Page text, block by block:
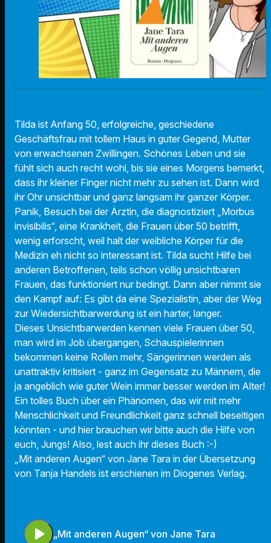
Tilda ist Anfang 50, erfolgreiche, geschiedene
Geschäftsfrau mit tollem Haus in guter Gegend, Mutter
von erwachsenen Zwillingen. Schönes Leben und sie
fühlt sich auch recht wohl, bis sie eines Morgens bemerkt,
dass ihr kleiner Finger nicht mehr zu sehen ist. Dann wird
ihr Ohr unsichtbar und ganz langsam ihr ganzer Körper.
Panik, Besuch bei der Ärztin, die diagnostiziert „Morbus
invisibilis“, eine Krankheit, die Frauen über 50 betrifft,
wenig erforscht, weil halt der weibliche Körper für die
Medizin eh nicht so interessant ist. Tilda sucht Hilfe bei
anderen Betroffenen, teils schon völlig unsichtbaren
Frauen, das funktioniert nur bedingt. Dann aber nimmt sie
den Kampf auf: Es gibt da eine Spezialistin, aber der Weg
zur Wiedersichtbarwerdung ist ein harter, langer.
Dieses Unsichtbarwerden kennen viele Frauen über 50,
man wird im Job übergangen, Schauspielerinnen
bekommen keine Rollen mehr, Sängerinnen werden als
unattraktiv kritisiert - ganz im Gegensatz zu Männern, die
ja angeblich wie guter Wein immer besser werden im Alter!
Ein tolles Buch über ein Phänomen, das wir mit mehr
Menschlichkeit und Freundlichkeit ganz schnell beseitigen
könnten - und hier brauchen wir bitte auch die Hilfe von
euch, Jungs! Also, lest auch ihr dieses Buch :-)
„Mit anderen Augen“ von Jane Tara in der Übersetzung
von Tanja Handels ist erschienen im Diogenes Verlag.
play_arrow „Mit anderen Augen“ von Jane Tara